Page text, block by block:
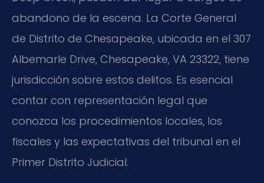
abandono de la escena. La Corte General
de Distrito de Chesapeake, ubicada en el 307
Albemarle Drive, Chesapeake, VA 23322, tiene
jurisdicción sobre estos delitos. Es esencial
contar con representación legal que
conozca los procedimientos locales, los
fiscales y las expectativas del tribunal en el
Primer Distrito Judicial.